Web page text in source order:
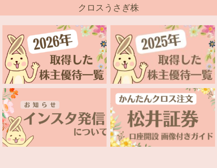
クロスうさぎ株